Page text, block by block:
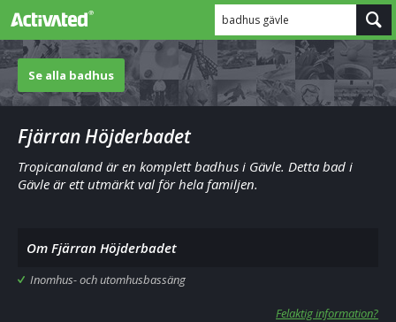
badhus gävle
Se alla badhus
Fjärran Höjderbadet
Tropicanaland är en komplett badhus i Gävle. Detta bad i
Gävle är ett utmärkt val för hela familjen.
Om Fjärran Höjderbadet
Inomhus- och utomhusbassäng
Felaktig information?